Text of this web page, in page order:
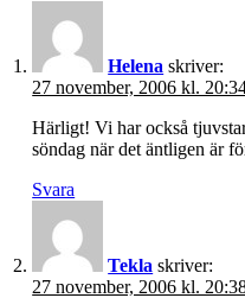
Helena skriver:
27 november, 2006 kl.
Härligt! Vi har också
söndag när det äntligen är
Svara
Tekla skriver:
27 november, 2006 kl.